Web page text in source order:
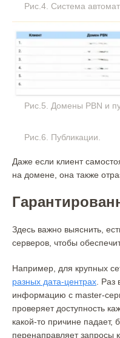
Рис.4. Система
Рис.5. Домены PBN и
Рис.6. Публикации.
Даже если клиент
на домене, она также
Здесь важно выяснить,
серверов, чтобы
Например, для крупных
разных дата-центрах .
информацию с master-
проверяет доступность
какой-то причине падает,
перенаправляет запросы